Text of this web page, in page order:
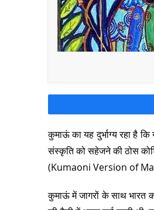
कुमाऊं का यह दुर्भाग्य रहा है
संस्कृति को सहेजने की ठोस
(Kumaoni Version of
कुमाऊं में जागरों के साथ भारत